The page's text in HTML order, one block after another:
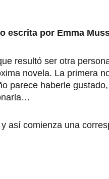
escrita por Emma
resultó ser otra
novela. La primera
parece haberle
así comienza una